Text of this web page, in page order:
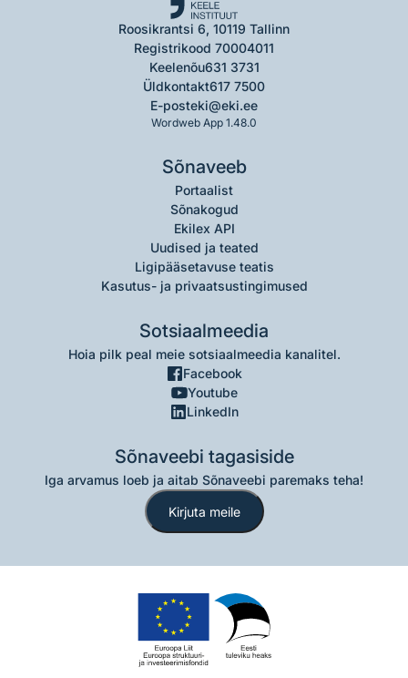
Roosikrantsi 6, 10119 Tallinn
Registrikood 70004011
Keelenõu631 3731
Üldkontakt617 7500
E-posteki@eki.ee
Wordweb App 1.48.0
Sõnaveeb
Portaalist
Sõnakogud
Ekilex API
Uudised ja teated
Ligipääsetavuse teatis
Kasutus- ja privaatsustingimused
Sotsiaalmeedia
Hoia pilk peal meie sotsiaalmeedia kanalitel.
Facebook
Youtube
LinkedIn
Sõnaveebi tagasiside
Iga arvamus loeb ja aitab Sõnaveebi paremaks teha!
Kirjuta meile